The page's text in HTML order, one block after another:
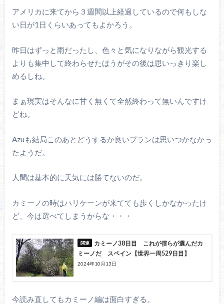
アメリカに来てから３週間以上経過しているので何もしな
い日が1日くらいあってもよかろう。
昨日はずっと雨だったし、色々と気になりながら観光する
よりも集中して終わらせたほうがその後は思いっきり楽し
めるしね。
まぁ現実はそんなに甘く無くて全然終わって無いんですけ
どね。
Azuも結局このあとどうするか良いプランは思いつかなかっ
たようだ。
人間は基本的に天気には勝てないのだ。
カミーノの時はハリケーンが来てても歩くしかなかったけ
ど、今は選べてしまうからな・・・
カミーノ38日目 これが僕らが選んだカ
ミーノだ スペイン【世界一周529日目】
2024年10月13日
今読み直してもカミーノ編は面白すぎる。